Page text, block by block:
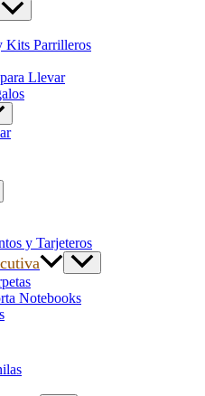
Kits Parrilleros
Llevar
y Tarjeteros
Notebooks